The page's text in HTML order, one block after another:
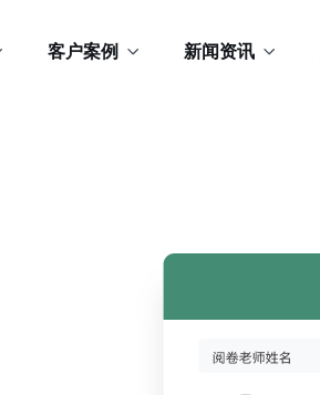
客户案例 新闻资讯